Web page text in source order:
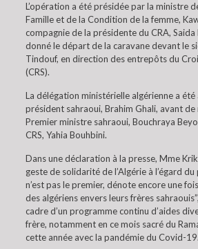
L’opération a été présidée par la ministre
Famille et de la Condition de la femme,
compagnie de la présidente du CRA,
donné le départ de la caravane devant le
Tindouf, en direction des entrepôts du
(CRS).
La délégation ministérielle algérienne a été
président sahraoui, Brahim Ghali, avant
Premier ministre sahraoui, Bouchraya
CRS, Yahia Bouhbini.
Dans une déclaration à la presse, Mme
geste de solidarité de l’Algérie à l’égard
n’est pas le premier, dénote encore une
des algériens envers leurs frères
cadre d’un programme continu d’aides
frère, notamment en ce mois sacré du
cette année avec la pandémie du Covid-19.